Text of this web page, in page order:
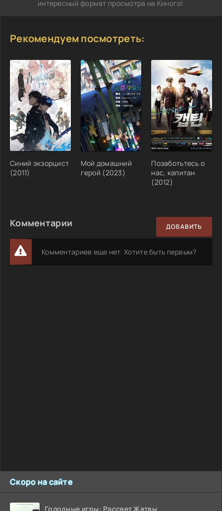
Скоро на сайте
Голодные игры: Рассвет Жатвы
интересный формат просмотра на Киного!
Рекомендуем посмотреть:
Синий экзорцист
(2011)
Мой домашний
герой (2023)
Позаботьтесь о
нас, капитан
(2012)
Комментарии ДОБАВИТЬ
Комментариев еще нет. Хотите быть первым?